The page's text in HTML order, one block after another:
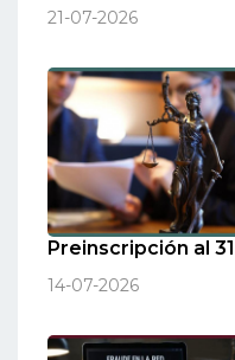
21-07-2026
Preinscripción al
14-07-2026